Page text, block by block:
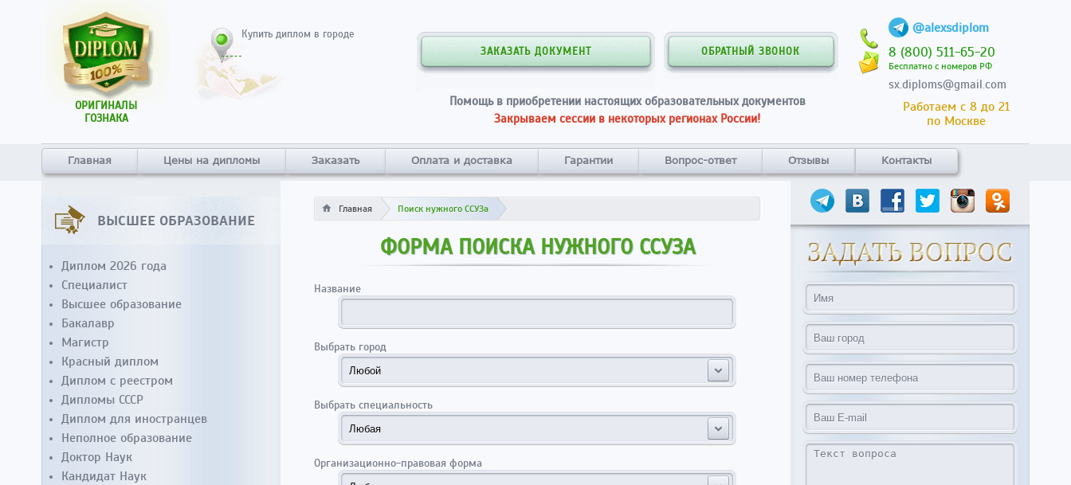
ОРИГИНАЛЫ
ГОЗНАКА
Купить диплом в городе @alexsdiplom
8 (800) 511-65-20
Бесплатно с номеров РФ
sx.diploms@gmail.com
Работаем с 8 до 21
по Москве
ЗАКАЗАТЬ ДОКУМЕНТ ОБРАТНЫЙ ЗВОНОК
Помощь в приобретении настоящих образовательных документов
Закрываем сессии в некоторых регионах России!
Главная Цены на дипломы Заказать Оплата и доставка Гарантии Вопрос-ответ Отзывы Контакты
Главная Поиск нужного ССУЗа
ФОРМА ПОИСКА НУЖНОГО ССУЗА
Название
Выбрать город
Выбрать специальность
Организационно-правовая форма
ВЫСШЕЕ ОБРАЗОВАНИЕ
Диплом 2026 года
Специалист
Высшее образование
Бакалавр
Магистр
Красный диплом
Диплом с реестром
Дипломы СССР
Диплом для иностранцев
Неполное образование
Доктор Наук
Кандидат Наук